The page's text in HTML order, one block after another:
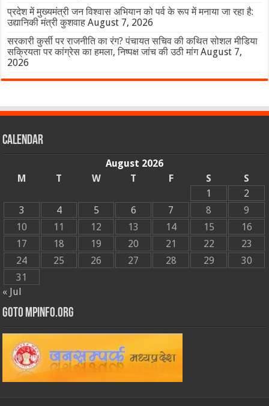
प्रदेश में मुख्यमंत्री जन विश्वास अभियान को पर्व के रूप में मनाया जा रहा है:
उद्यानिकी मंत्री कुशवाह August 7, 2026
सरकारी कुर्सी पर राजनीति का रंग? पंचायत सचिव की कथित सोशल मीडिया
सक्रियता पर कांग्रेस का हमला, निष्पक्ष जांच की उठी मांग August 7,
2026
Calendar
August 2026
M
T W T F S
S
1
2
3
4 5 6 7 8
9
10
11 12 13 14 15
16
17
18 19 20 21 22
23
24
25 26 27 28 29
30
31
« Jul
GOTO MPINFO.ORG